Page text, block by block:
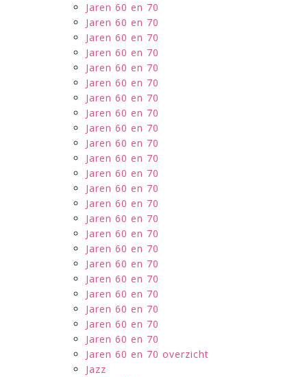
Jaren 60 en 70
Jaren 60 en 70
Jaren 60 en 70
Jaren 60 en 70
Jaren 60 en 70
Jaren 60 en 70
Jaren 60 en 70
Jaren 60 en 70
Jaren 60 en 70
Jaren 60 en 70
Jaren 60 en 70
Jaren 60 en 70
Jaren 60 en 70
Jaren 60 en 70
Jaren 60 en 70
Jaren 60 en 70
Jaren 60 en 70
Jaren 60 en 70
Jaren 60 en 70
Jaren 60 en 70
Jaren 60 en 70
Jaren 60 en 70
Jaren 60 en 70
Jaren 60 en 70 overzicht
Jazz